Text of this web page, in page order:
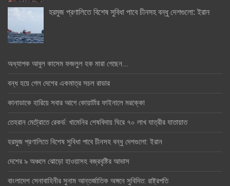
হরমুজ প্রণালিতে বিশেষ সুবিধা পাবে চীনসহ বন্ধু দেশগুলো: ইরান
অধ্যাপক আবুল কাসেম ফজলুল হক মারা গেছেন….
বন্ধ হয়ে গেল দেশের একমাত্র সচল রাডার
কানাডাকে হারিয়ে সবার আগে কোয়ার্টার ফাইনালে মরক্কো
তেহরান মেট্রোতে রেকর্ড: খামেনির শেষবিদায় ঘিরে ৭০ লাখ যাত্রীর যাতায়াত
হরমুজ প্রণালিতে বিশেষ সুবিধা পাবে চীনসহ বন্ধু দেশগুলো: ইরান
দেশের ৯ অঞ্চলে ঝোড়ো হাওয়াসহ বজ্রবৃষ্টির আভাস
বাংলাদেশ সেনাবাহিনীর সুনাম আন্তর্জাতিক অঙ্গনে সুবিদিত: রাষ্ট্রপতি